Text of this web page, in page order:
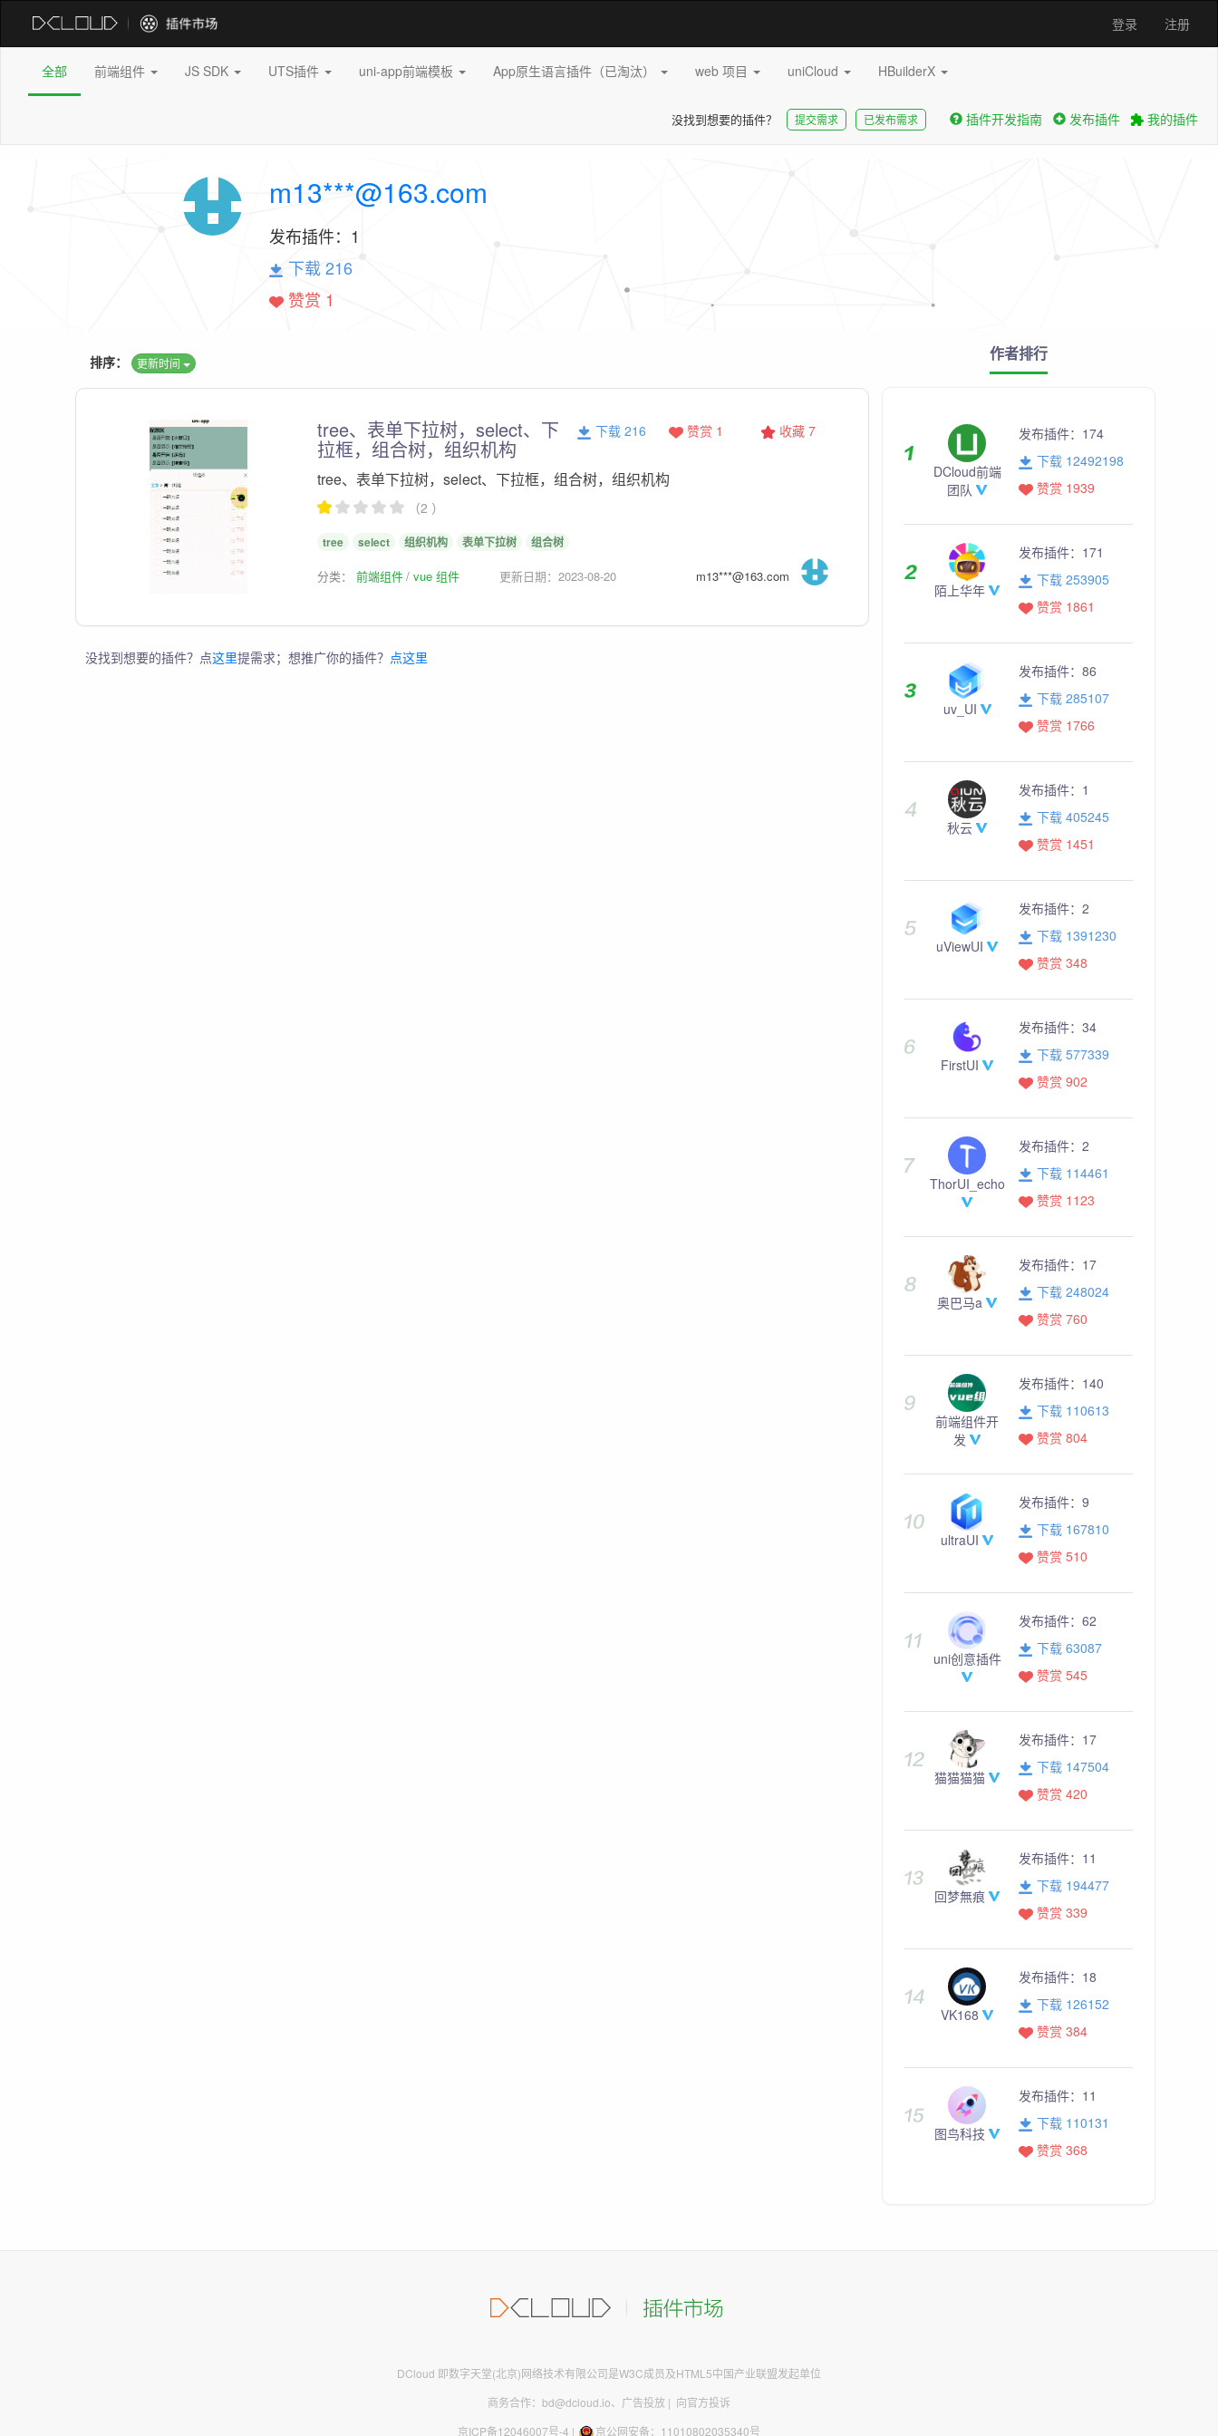
登录 注册
全部 前端组件 JS SDK UTS插件 uni-app前端模板 App原生语言插件（已淘汰） web 项目 uniCloud HBuilderX
没找到想要的插件？ 提交需求 已发布需求 插件开发指南 发布插件 我的插件
m13***@163.com
发布插件： 1
下载 216
赞赏 1
排序： 更新时间
tree、表单下拉树，select、下
拉框，组合树，组织机构
收藏 7
赞赏 1
下载 216
tree、表单下拉树，select、下拉框，组合树，组织机构
（2 ）
tree select 组织机构 表单下拉树 组合树
分类： 前端组件 vue 组件 更新日期：2023-08-20 m13***@163.com
没找到想要的插件？点这里提需求；想推广你的插件？ 点这里
作者排行
DCloud前端
团队
发布插件： 174
下载 12492198
赞赏 1939
陌上华年
发布插件： 171
下载 253905
赞赏 1861
uv_UI
发布插件： 86
下载 285107
赞赏 1766
秋云
发布插件： 1
下载 405245
赞赏 1451
uViewUI
发布插件： 2
下载 1391230
赞赏 348
FirstUI
发布插件： 34
下载 577339
赞赏 902
ThorUI_echo
发布插件： 2
下载 114461
赞赏 1123
奥巴马a
发布插件： 17
下载 248024
赞赏 760
前端组件开
发
发布插件： 140
下载 110613
赞赏 804
ultraUI
发布插件： 9
下载 167810
赞赏 510
uni创意插件
发布插件： 62
下载 63087
赞赏 545
猫猫猫猫
发布插件： 17
下载 147504
赞赏 420
回梦無痕
发布插件： 11
下载 194477
赞赏 339
VK168
发布插件： 18
下载 126152
赞赏 384
图鸟科技
发布插件： 11
下载 110131
赞赏 368
DCloud 即数字天堂(北京)网络技术有限公司是W3C成员及HTML5中国产业联盟发起单位
商务合作：bd@dcloud.io、 广告投放 | 向官方投诉
京ICP备12046007号-4 | 京公网安备：11010802035340号